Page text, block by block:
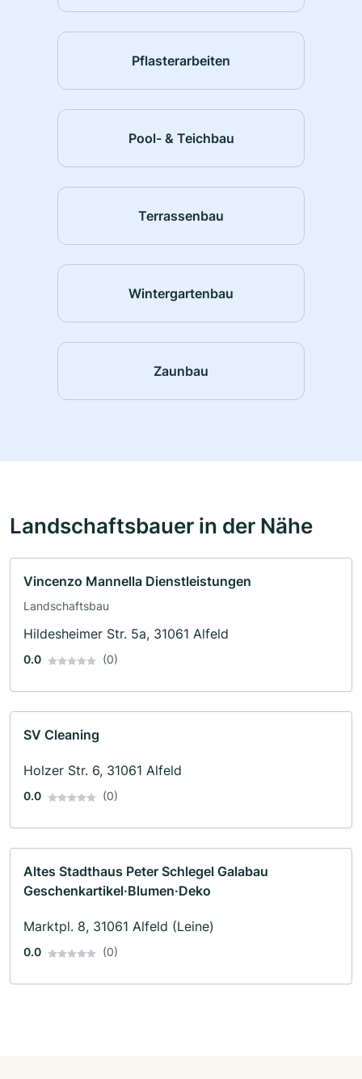
Pflasterarbeiten
Pool- & Teichbau
Terrassenbau
Wintergartenbau
Zaunbau
Landschaftsbauer in der Nähe
Vincenzo Mannella Dienstleistungen
Landschaftsbau
Hildesheimer Str. 5a, 31061 Alfeld
0.0 (0)
SV Cleaning
Holzer Str. 6, 31061 Alfeld
0.0 (0)
Altes Stadthaus Peter Schlegel Galabau
Geschenkartikel·Blumen·Deko
Marktpl. 8, 31061 Alfeld (Leine)
0.0 (0)